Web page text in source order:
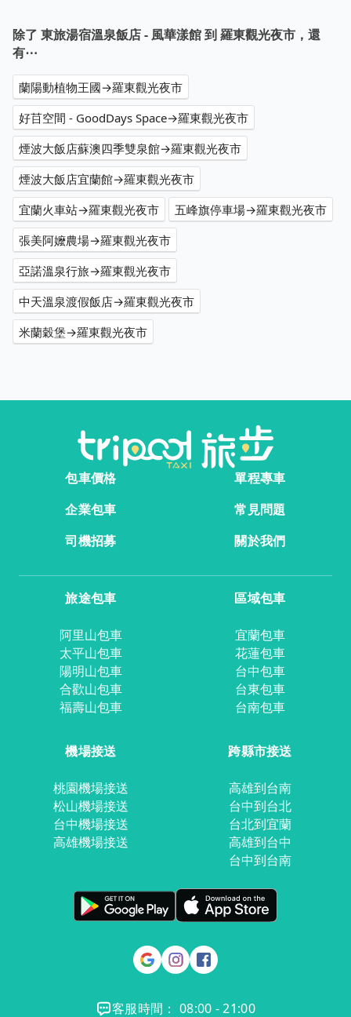
除了 東旅湯宿溫泉飯店 - 風華漾館 到 羅東觀光夜市，還
有⋯
蘭陽動植物王國→羅東觀光夜市
好䒤空間 - GoodDays Space→羅東觀光夜市
煙波大飯店蘇澳四季雙泉館→羅東觀光夜市
煙波大飯店宜蘭館→羅東觀光夜市
宜蘭火車站→羅東觀光夜市
五峰旗停車場→羅東觀光夜市
張美阿嬤農場→羅東觀光夜市
亞諾溫泉行旅→羅東觀光夜市
中天溫泉渡假飯店→羅東觀光夜市
米蘭穀堡→羅東觀光夜市
包車價格
單程專車
企業包車
常見問題
司機招募
關於我們
旅途包車
阿里山包車
太平山包車
陽明山包車
合歡山包車
福壽山包車
區域包車
宜蘭包車
花蓮包車
台中包車
台東包車
台南包車
機場接送
桃園機場接送
松山機場接送
台中機場接送
高雄機場接送
跨縣市接送
高雄到台南
台中到台北
台北到宜蘭
高雄到台中
台中到台南
客服時間： 08:00 - 21:00